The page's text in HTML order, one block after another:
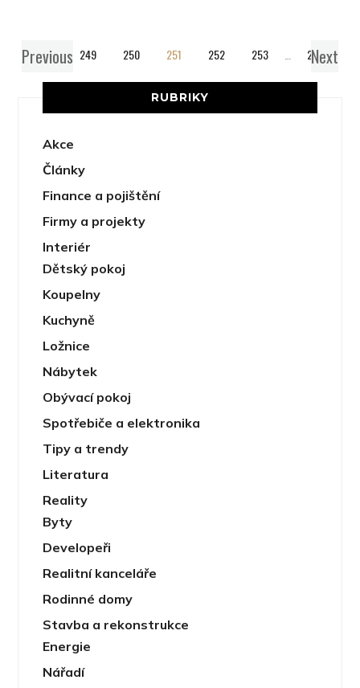
Previous
1 … 249 250 251 252 253 259
Next
RUBRIKY
Akce
Články
Finance a pojištění
Firmy a projekty
Interiér
Dětský pokoj
Koupelny
Kuchyně
Ložnice
Nábytek
Obývací pokoj
Spotřebiče a elektronika
Tipy a trendy
Literatura
Reality
Byty
Developeři
Realitní kanceláře
Rodinné domy
Stavba a rekonstrukce
Energie
Nářadí